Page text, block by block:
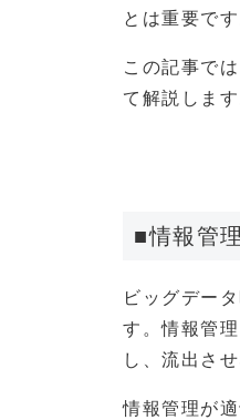
とは重要です
この記事で
て解説します
■情報管
ビッグデー
す。情報管
し、流出さ
情報管理が